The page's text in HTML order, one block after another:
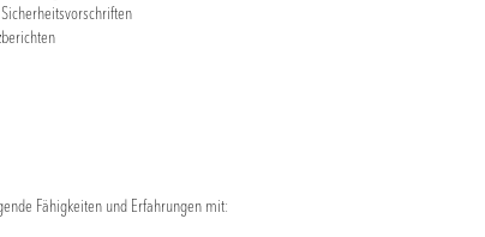
Fähigkeiten und Erfahrungen mit: